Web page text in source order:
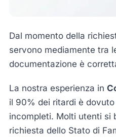
Dal momento della
servono mediamente tra
documentazione è
La nostra esperienza in
il 90% dei ritardi è
incompleti. Molti utenti si
richiesta dello Stato di